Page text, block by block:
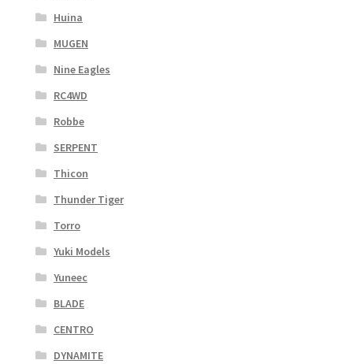
Huina
MUGEN
Nine Eagles
RC4WD
Robbe
SERPENT
Thicon
Thunder Tiger
Torro
Yuki Models
Yuneec
BLADE
CENTRO
DYNAMITE